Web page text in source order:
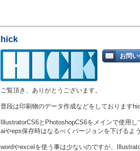
hick
お問い
ご覧頂き、ありがとうございます。
普段は印刷物のデータ作成などをしております
IllustratorCS6とPhotoshopCS6をメインで使用し
aiやeps保存時はなるべくバージョンを下げるよ
wordやexcelを使う事は少ないのですが、